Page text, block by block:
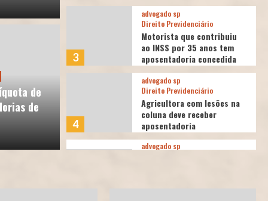
do Falso Advogado
de
de
3
advogado sp
Direito Previdenciário
Motorista que contribuiu
ao INSS por 35 anos tem
aposentadoria concedida
4
advogado sp
Direito Previdenciário
Agricultora com lesões na
coluna deve receber
aposentadoria
advogado sp